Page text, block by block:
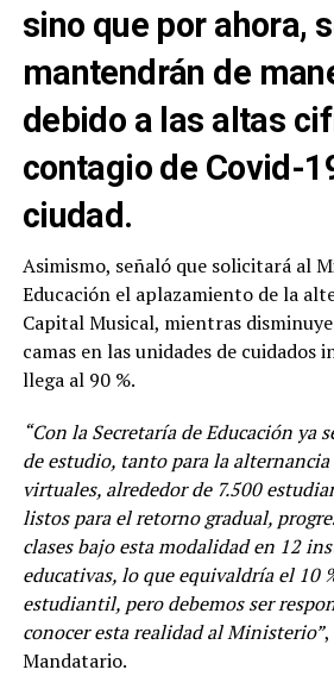
sino que por ahora,
mantendrán de
debido a las altas
contagio de Covid-
ciudad.
Asimismo, señaló que solicitará al
Educación el aplazamiento de la
Capital Musical, mientras
camas en las unidades de cuidados
llega al 90 %.
“Con la Secretaría de Educación ya
de estudio, tanto para la alternancia
virtuales, alrededor de 7.500
listos para el retorno gradual,
clases bajo esta modalidad en 12
educativas, lo que equivaldría el 10
estudiantil, pero debemos ser
conocer esta realidad al Ministerio”,
Mandatario.